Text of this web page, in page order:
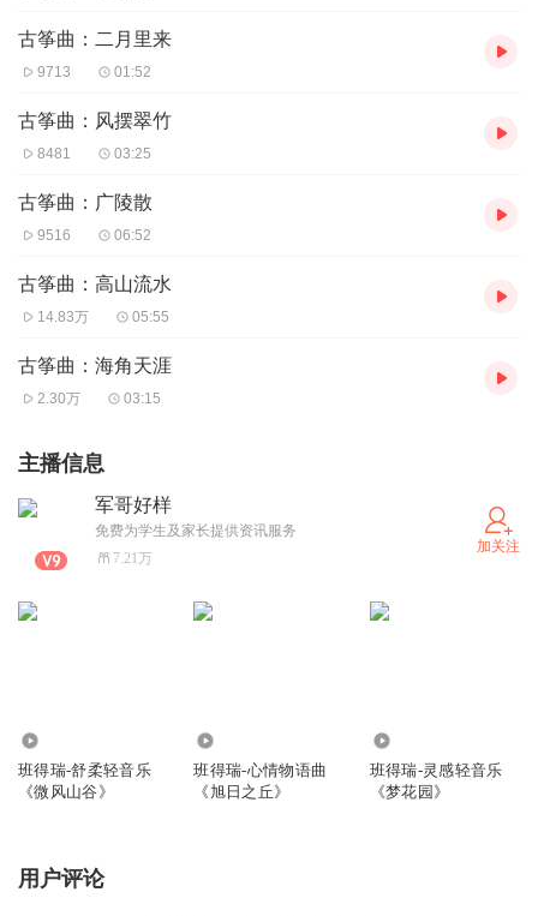
古筝曲：二月里来
9713 01:52
古筝曲：风摆翠竹
8481 03:25
古筝曲：广陵散
9516 06:52
古筝曲：高山流水
14.83万 05:55
古筝曲：海角天涯
2.30万 03:15
主播信息
军哥好样
免费为学生及家长提供资讯服务
7.21万
加关注
班得瑞-舒柔轻音乐
《微风山谷》
班得瑞-心情物语曲
《旭日之丘》
班得瑞-灵感轻音乐
《梦花园》
用户评论